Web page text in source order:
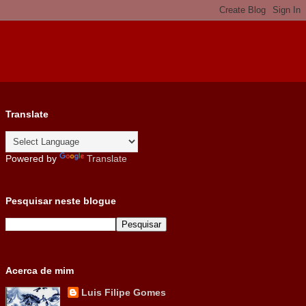
Translate
Powered by Translate
Pesquisar neste blogue
Acerca de mim
Luis Filipe Gomes